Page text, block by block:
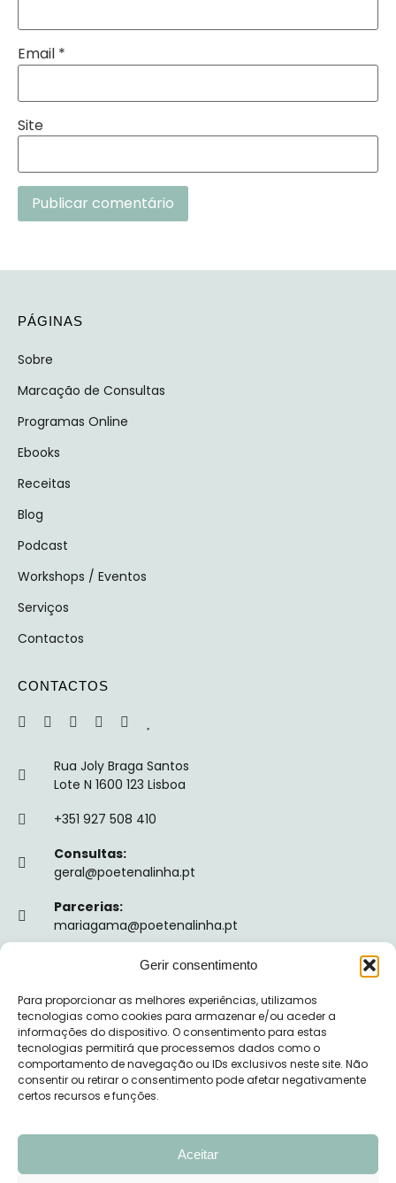
Gerir consentimento
Para proporcionar as melhores experiências, utilizamos
tecnologias como cookies para armazenar e/ou aceder a
informações do dispositivo. O consentimento para estas
tecnologias permitirá que processemos dados como o
comportamento de navegação ou IDs exclusivos neste site. Não
consentir ou retirar o consentimento pode afetar negativamente
certos recursos e funções.
Aceitar
Email *
Site
PÁGINAS
Sobre
Marcação de Consultas
Programas Online
Ebooks
Receitas
Blog
Podcast
Workshops / Eventos
Serviços
Contactos
CONTACTOS
Rua Joly Braga Santos
Lote N 1600 123 Lisboa
+351 927 508 410
Consultas:
geral@poetenalinha.pt
Parcerias:
mariagama@poetenalinha.pt
Política de privacidade
Termos e Condições
Livro de reclamações